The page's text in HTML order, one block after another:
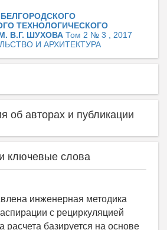
ТЕХНОЛОГИЧЕСКОГО
В.Г. ШУХОВА Том 2 № 3 , 2017
И АРХИТЕКТУРА
об авторах и публикации
ключевые слова
инженерная методика
с рециркуляцией
расчета базируется на основе